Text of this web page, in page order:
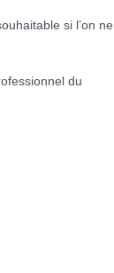
si l’on ne
du